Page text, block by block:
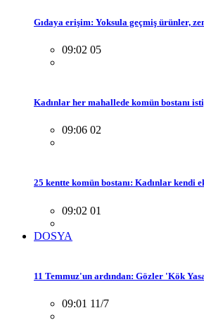
Gıdaya erişim: Yoksula geçmiş ürünler,
09:02 05
Kadınlar her mahallede komün bostanı
09:06 02
25 kentte komün bostanı: Kadınlar kendi
09:02 01
DOSYA
11 Temmuz'un ardından: Gözler 'Kök
09:01 11/7